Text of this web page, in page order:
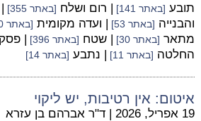
תובע [באתר 141] | רום ושלח [באתר 355]
והבנייה [באתר 53] | ועדה מקומית [באתר 100]
מתאר [באתר 30] | שטח [באתר 396] | פסק
החלטה [באתר 11] | נתבע [באתר 14]
איטום: אין רטיבות, יש ליקוי
19 אפריל, 2026 | ד"ר אברהם בן עזרא